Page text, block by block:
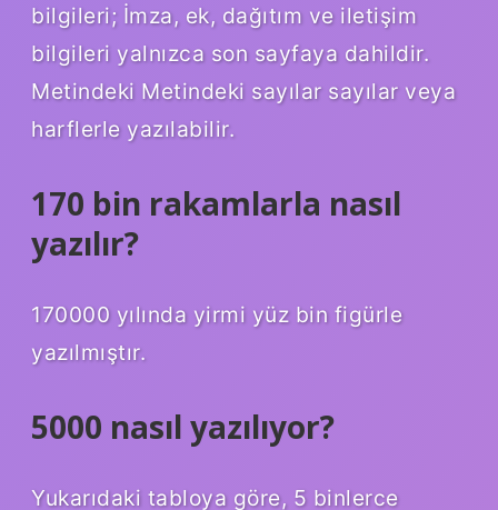
bilgileri; İmza, ek, dağıtım ve iletişim
bilgileri yalnızca son sayfaya dahildir.
Metindeki Metindeki sayılar sayılar veya
harflerle yazılabilir.
170 bin rakamlarla nasıl
yazılır?
170000 yılında yirmi yüz bin figürle
yazılmıştır.
5000 nasıl yazılıyor?
Yukarıdaki tabloya göre, 5 binlerce